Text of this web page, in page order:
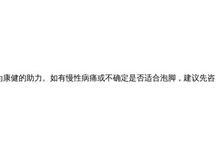
健的助力。如有慢性病痛或不确定是否适合泡脚，建议先咨